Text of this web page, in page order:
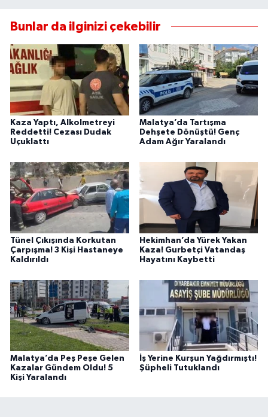
Bunlar da ilginizi çekebilir
Kaza Yaptı, Alkolmetreyi
Reddetti! Cezası Dudak
Uçuklattı
Malatya’da Tartışma
Dehşete Dönüştü! Genç
Adam Ağır Yaralandı
Tünel Çıkışında Korkutan
Çarpışma! 3 Kişi Hastaneye
Kaldırıldı
Hekimhan’da Yürek Yakan
Kaza! Gurbetçi Vatandaş
Hayatını Kaybetti
Malatya’da Peş Peşe Gelen
Kazalar Gündem Oldu! 5
Kişi Yaralandı
İş Yerine Kurşun Yağdırmıştı!
Şüpheli Tutuklandı